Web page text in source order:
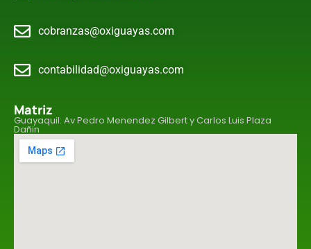
cobranzas@oxiguayas.com
contabilidad@oxiguayas.com
Matriz
Guayaquil: Av Pedro Menendez Gilbert y Carlos Luis Plaza
Dañin